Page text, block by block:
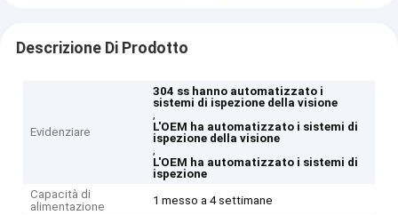
Descrizione Di Prodotto
Evidenziare
304 ss hanno automatizzato i
sistemi di ispezione della visione
,
L'OEM ha automatizzato i sistemi di
ispezione della visione
,
L'OEM ha automatizzato i sistemi di
ispezione
Capacità di
alimentazione
1 messo a 4 settimane